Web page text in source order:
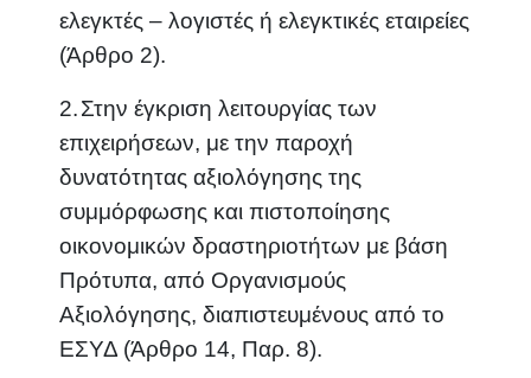
ελεγκτές – λογιστές ή ελεγκτικές εταιρείες
(Άρθρο 2).
2.Στην έγκριση λειτουργίας των
επιχειρήσεων, με την παροχή
δυνατότητας αξιολόγησης της
συμμόρφωσης και πιστοποίησης
οικονομικών δραστηριοτήτων με βάση
Πρότυπα, από Οργανισμούς
Αξιολόγησης, διαπιστευμένους από το
ΕΣΥΔ (Άρθρο 14, Παρ. 8).